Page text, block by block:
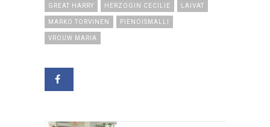
GREAT HARRY HERZOGIN CECILIE LAIVAT
MARKO TORVINEN PIENOISMALLI
VROUW MARIA